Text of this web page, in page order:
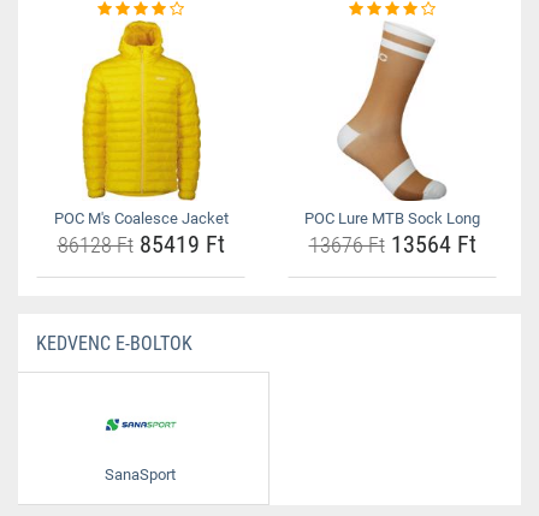
POC M's Coalesce Jacket
86128 Ft85419 Ft
POC Lure MTB Sock Long
13676 Ft13564 Ft
KEDVENC E-BOLTOK
SanaSport